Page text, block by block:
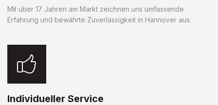
Mit über 17 Jahren am Markt zeichnen uns umfassende
Erfahrung und bewährte Zuverlässigkeit in Hannover aus.
Individueller Service